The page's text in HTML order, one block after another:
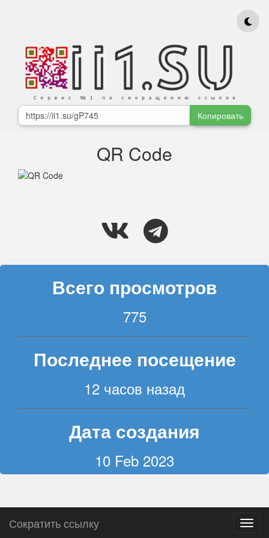
Сократить ссылку
Копировать
QR Code
Всего просмотров
775
Последнее посещение
12 часов назад
Дата создания
10 Feb 2023